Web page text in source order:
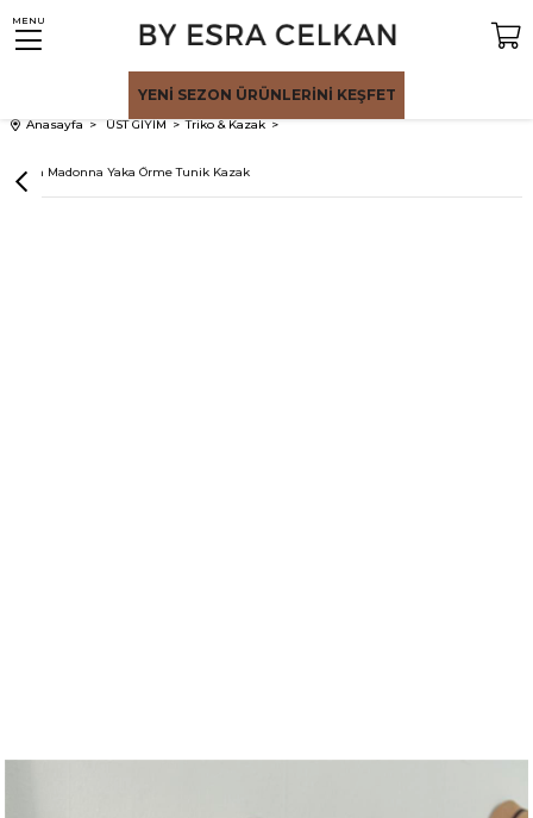
MENU
YENİ SEZON ÜRÜNLERİNİ KEŞFET
Anasayfa ÜST GİYİM Triko & Kazak
Siyah Madonna Yaka Örme Tunik Kazak